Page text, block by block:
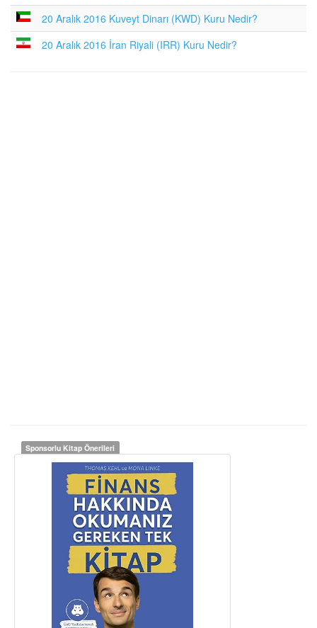
20 Aralık 2016 Kuveyt Dinarı (KWD) Kuru Nedir?
20 Aralık 2016 İran Riyali (IRR) Kuru Nedir?
Sponsorlu Kitap Önerileri